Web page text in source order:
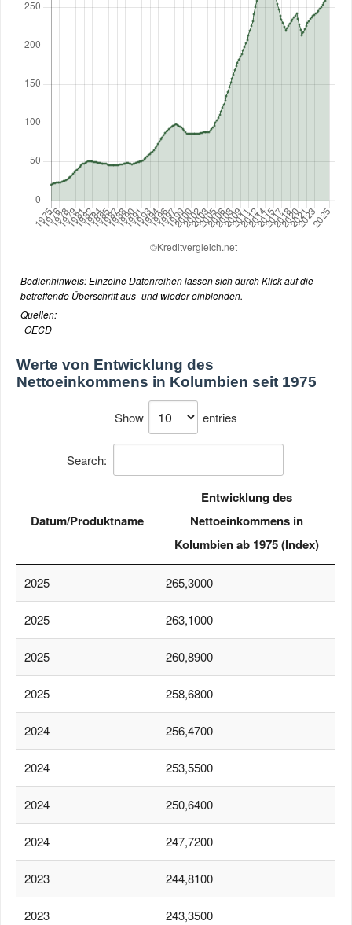
Bedienhinweis: Einzelne Datenreihen lassen sich durch Klick auf die
betreffende Überschrift aus- und wieder einblenden.
Quellen:
OECD
Werte von Entwicklung des
Nettoeinkommens in Kolumbien seit 1975
Show entries
Search:
Datum/Produktname
Entwicklung des
Nettoeinkommens in
Kolumbien ab 1975 (Index)
2025 265,3000
2025 263,1000
2025 260,8900
2025 258,6800
2024 256,4700
2024 253,5500
2024 250,6400
2024 247,7200
2023 244,8100
2023 243,3500